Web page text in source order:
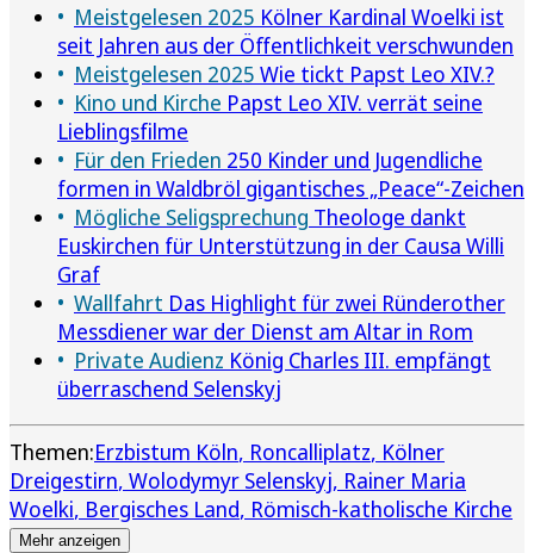
Meistgelesen 2025 Kölner Kardinal Woelki ist
seit Jahren aus der Öffentlichkeit verschwunden
Meistgelesen 2025 Wie tickt Papst Leo XIV.?
Kino und Kirche Papst Leo XIV. verrät seine
Lieblingsfilme
Für den Frieden 250 Kinder und Jugendliche
formen in Waldbröl gigantisches „Peace“-Zeichen
Mögliche Seligsprechung Theologe dankt
Euskirchen für Unterstützung in der Causa Willi
Graf
Wallfahrt Das Highlight für zwei Ründerother
Messdiener war der Dienst am Altar in Rom
Private Audienz König Charles III. empfängt
überraschend Selenskyj
Themen:Erzbistum Köln Roncalliplatz Kölner
Dreigestirn Wolodymyr Selenskyj Rainer Maria
Woelki Bergisches Land Römisch-katholische Kirche
Mehr anzeigen